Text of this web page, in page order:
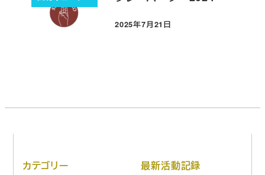
投稿日
2025年7月21日
カテゴリー 最新活動記録